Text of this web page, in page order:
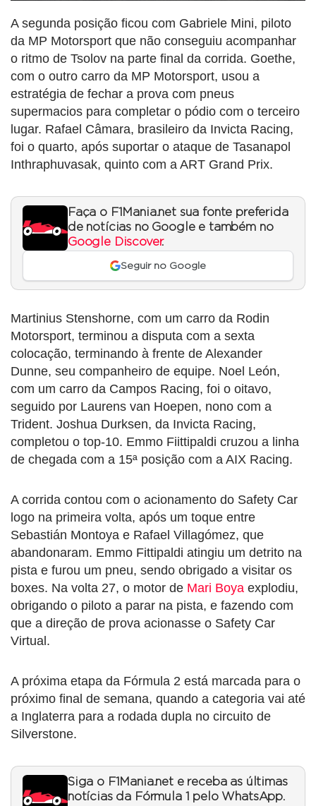
A segunda posição ficou com Gabriele Mini, piloto
da MP Motorsport que não conseguiu acompanhar
o ritmo de Tsolov na parte final da corrida. Goethe,
com o outro carro da MP Motorsport, usou a
estratégia de fechar a prova com pneus
supermacios para completar o pódio com o terceiro
lugar. Rafael Câmara, brasileiro da Invicta Racing,
foi o quarto, após suportar o ataque de Tasanapol
Inthraphuvasak, quinto com a ART Grand Prix.
Faça o F1Mania.net sua fonte preferida
de notícias no Google e também no
Google Discover.
Seguir no Google
Martinius Stenshorne, com um carro da Rodin
Motorsport, terminou a disputa com a sexta
colocação, terminando à frente de Alexander
Dunne, seu companheiro de equipe. Noel León,
com um carro da Campos Racing, foi o oitavo,
seguido por Laurens van Hoepen, nono com a
Trident. Joshua Durksen, da Invicta Racing,
completou o top-10. Emmo Fiittipaldi cruzou a linha
de chegada com a 15ª posição com a AIX Racing.
A corrida contou com o acionamento do Safety Car
logo na primeira volta, após um toque entre
Sebastián Montoya e Rafael Villagómez, que
abandonaram. Emmo Fittipaldi atingiu um detrito na
pista e furou um pneu, sendo obrigado a visitar os
boxes. Na volta 27, o motor de Mari Boya explodiu,
obrigando o piloto a parar na pista, e fazendo com
que a direção de prova acionasse o Safety Car
Virtual.
A próxima etapa da Fórmula 2 está marcada para o
próximo final de semana, quando a categoria vai até
a Inglaterra para a rodada dupla no circuito de
Silverstone.
Siga o F1Mania.net e receba as últimas
notícias da Fórmula 1 pelo WhatsApp.